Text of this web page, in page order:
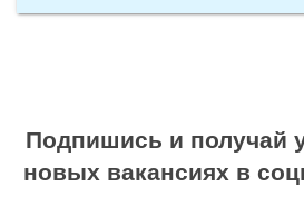
Подпишись и получай
новых вакансиях в